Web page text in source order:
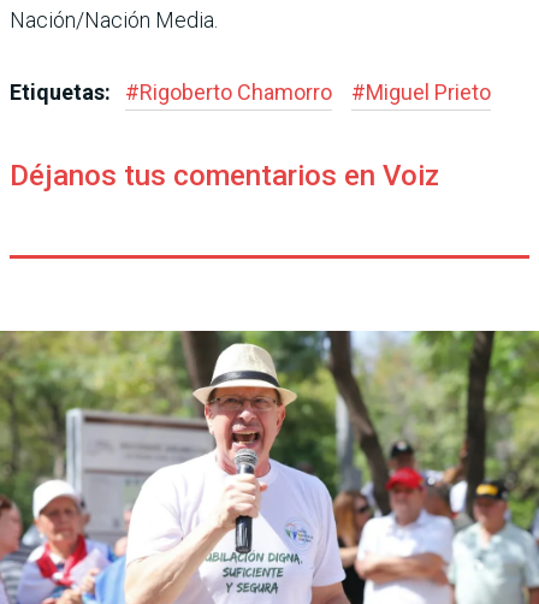
Nación/Nación Media.
Etiquetas: #Rigoberto Chamorro #Miguel Prieto
Déjanos tus comentarios en Voiz